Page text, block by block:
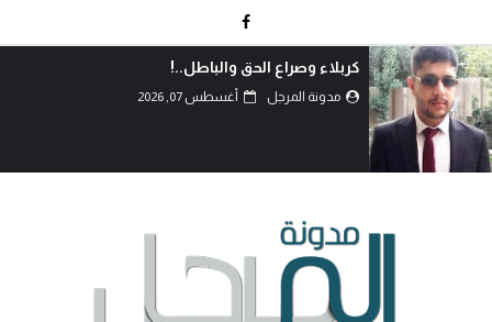
دماءُ أبنائنا ليست رخيصة..!
مدونة المرجل أغسطس 07, 2026